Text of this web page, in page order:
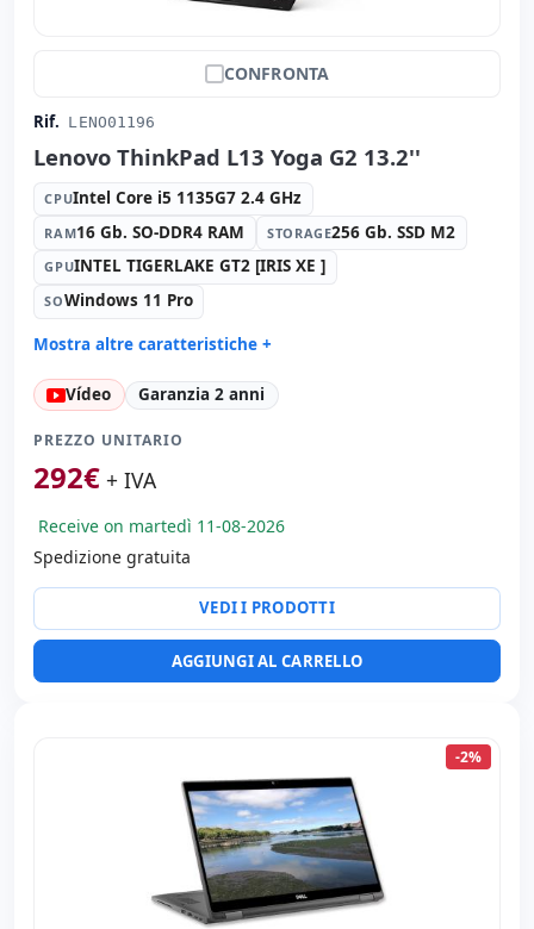
CONFRONTA
Rif. LENO01196
Lenovo ThinkPad L13 Yoga G2 13.2''
CPUIntel Core i5 1135G7 2.4 GHz
RAM16 Gb. SO-DDR4 RAM STORAGE256 Gb. SSD M2
GPUINTEL TIGERLAKE GT2 [IRIS XE ]
SOWindows 11 Pro
Mostra altre caratteristiche +
Suono: Realtek HDA
Porte: 2x USB 3.0 · USB-C
Tattile 13.2 '' FullHD 16:
Porte video:
Connettività: WIFI · Bluetooth
Specifico portatile:
Altri: Imballaggio hR
31x22.5x2 cm.
Peso: 1.45 Kg.
Vídeo Garanzia 2 anni
PREZZO UNITARIO
292€ + IVA
Receive on martedì 11-08-2026
Spedizione gratuita
VEDI I PRODOTTI
AGGIUNGI AL CARRELLO
-2%